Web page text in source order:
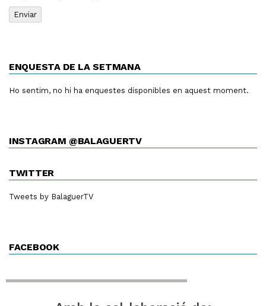
ENQUESTA DE LA SETMANA
Ho sentim, no hi ha enquestes disponibles en aquest moment.
INSTAGRAM @BALAGUERTV
TWITTER
Tweets by BalaguerTV
FACEBOOK